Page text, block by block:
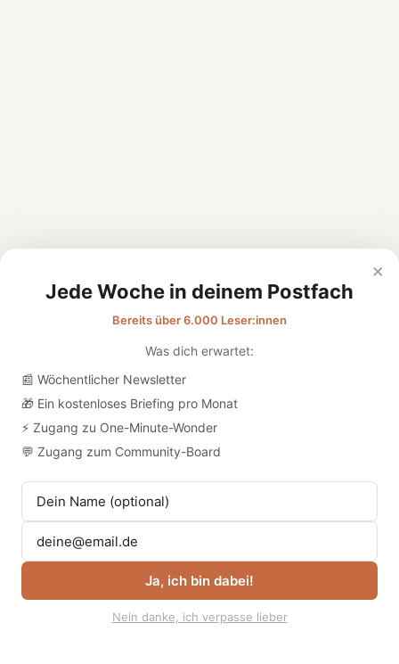
Ambitionen? Bitte woanders!
×
Jede Woche in deinem Postfach
Bereits über 6.000 Leser:innen
Was dich erwartet:
📰 Wöchentlicher Newsletter
🎁 Ein kostenloses Briefing pro Monat
⚡ Zugang zu One-Minute-Wonder
💬 Zugang zum Community-Board
Ja, ich bin dabei!
Nein danke, ich verpasse lieber